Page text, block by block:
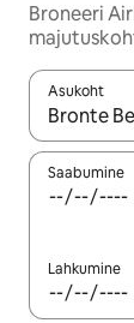
Broneeri
Asukoht
Kui
Saabumine
Lahkumine